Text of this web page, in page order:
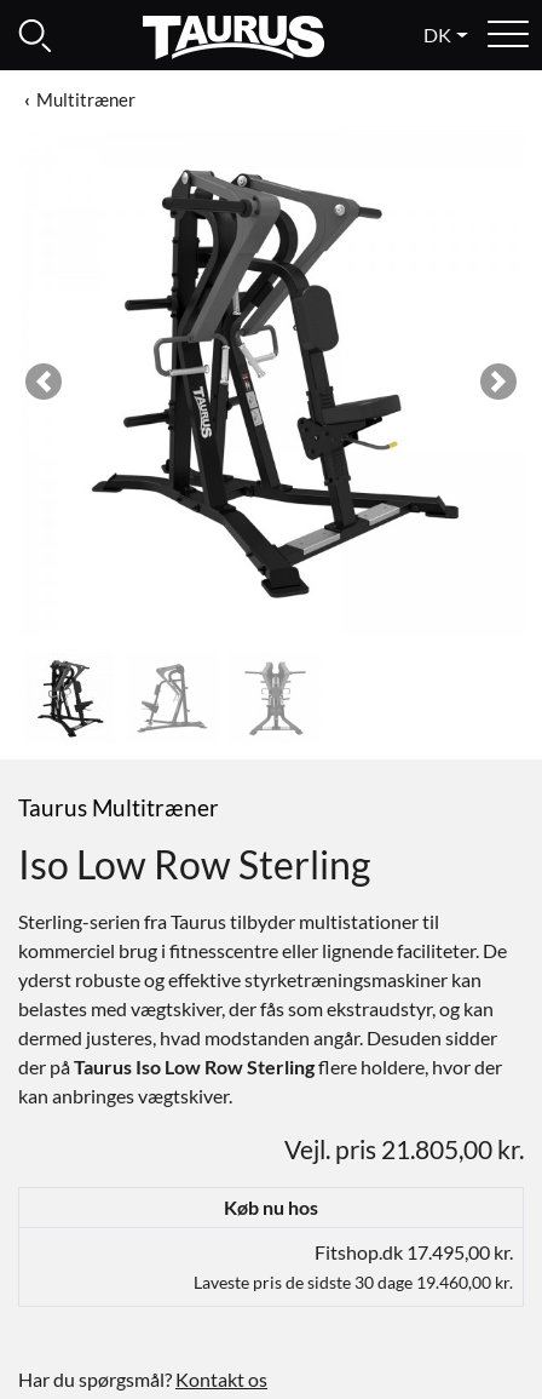
DK
Multitræner
Previous Next
Taurus Multitræner
Iso Low Row Sterling
Sterling-serien fra Taurus tilbyder multistationer til
kommerciel brug i fitnesscentre eller lignende faciliteter. De
yderst robuste og effektive styrketræningsmaskiner kan
belastes med vægtskiver, der fås som ekstraudstyr, og kan
dermed justeres, hvad modstanden angår. Desuden sidder
der påTaurus Iso Low Row Sterlingflere holdere, hvor der
kan anbringes vægtskiver.
Vejl. pris 21.805,00 kr.
Køb nu hos
Fitshop.dk 17.495,00 kr.
Laveste pris de sidste 30 dage 19.460,00 kr.
Har du spørgsmål? Kontakt os